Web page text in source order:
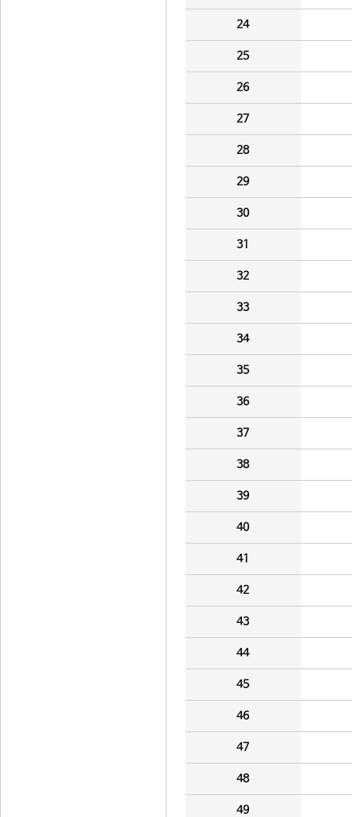
24
25
26
27
28
29
30
31
32
33
34
35
36
37
38
39
40
41
42
43
44
45
46
47
48
49